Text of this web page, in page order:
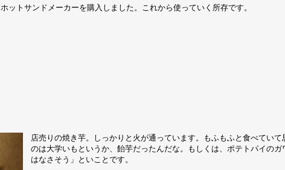
ホットサンドメーカーを購入しました。これから使っていく所存です。
店売りの焼き芋。しっかりと火が通っています。もふもふと食べてい
のは大学いもというか、飴芋だったんだな。もしくは、ポテトパイの
はなさそう」といことです。